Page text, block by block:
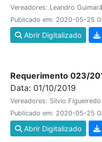
Vereadores: Leandro
Publicado em: 2020-05-25
Abrir Digitalizado
Requerimento 023/
Data: 01/10/2019
Vereadores: Silvio Figueiredo
Publicado em: 2020-05-25
Abrir Digitalizado